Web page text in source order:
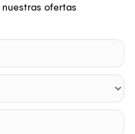
ofertas